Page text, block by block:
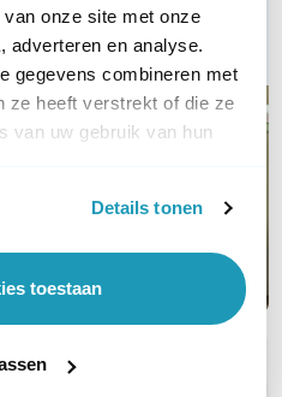
onze site met onze
adverteren en analyse.
gegevens combineren met
ze heeft verstrekt of die ze
van uw gebruik van hun
Details tonen
toestaan